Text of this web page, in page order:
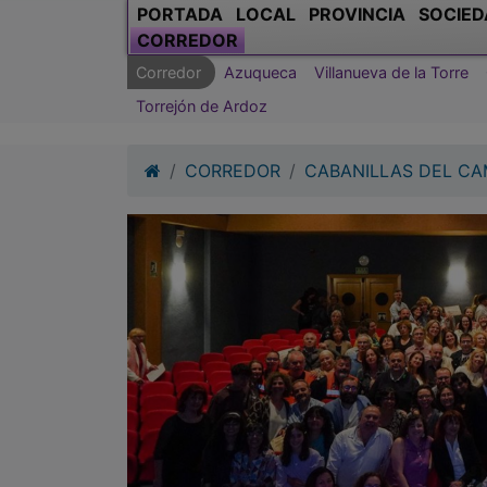
Torrejón de Ardoz
CORREDOR CABANILLAS DEL